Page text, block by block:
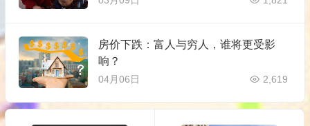
房价下跌：富人与穷人，谁将更受影
响？
04月06日 2,619